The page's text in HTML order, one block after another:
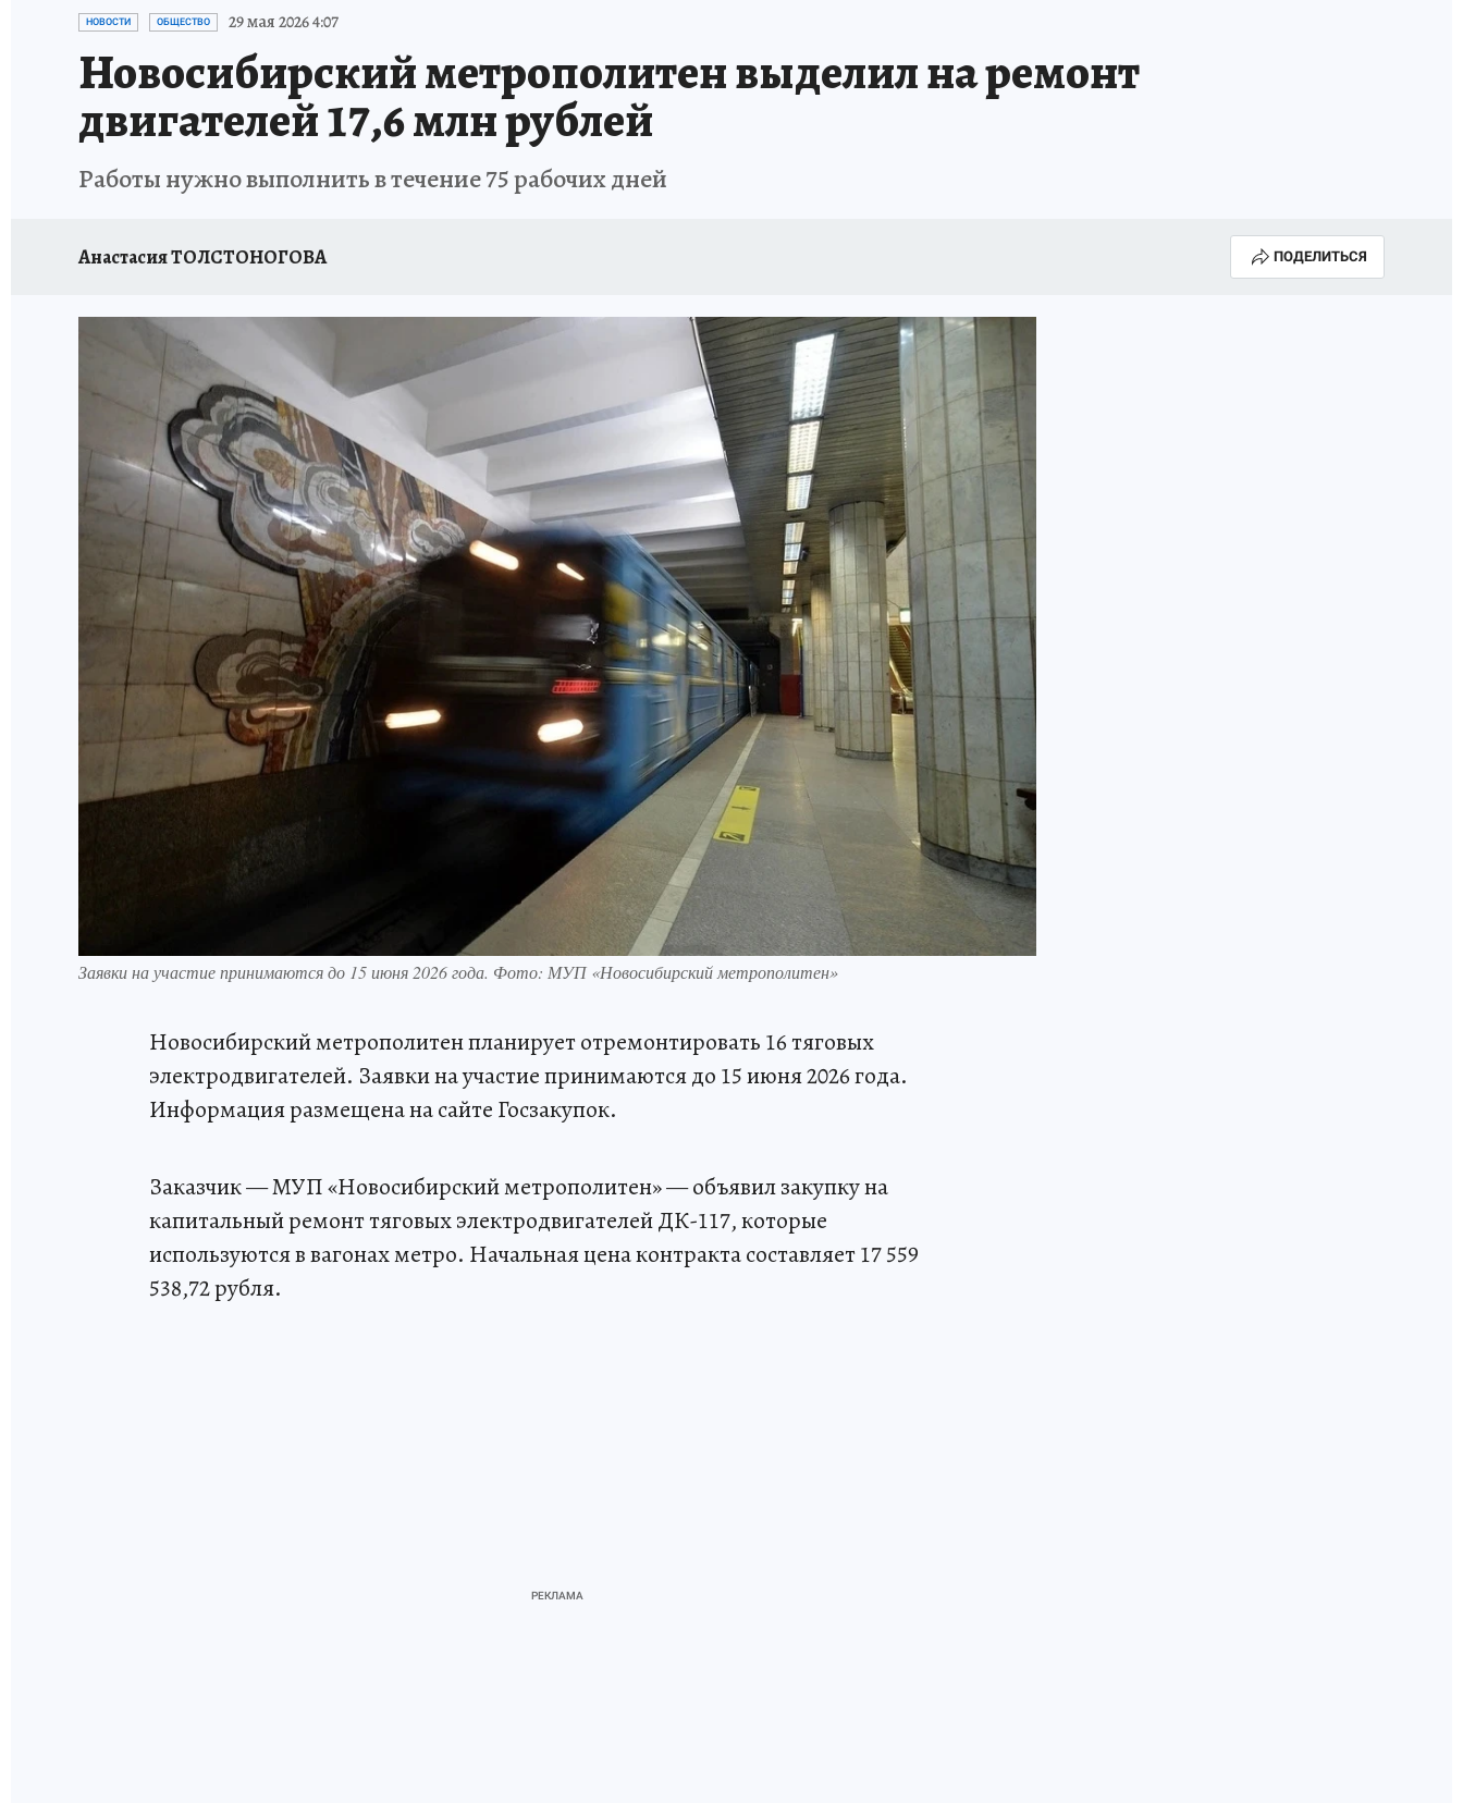
ОТДЫХ В РОССИИ ЗАПОВЕДНАЯ РОССИЯ
НОВОСТИ ОБЩЕСТВО 29 мая 2026 4:07
Новосибирский метрополитен выделил на ремонт
двигателей 17,6 млн рублей
Работы нужно выполнить в течение 75 рабочих дней
Анастасия ТОЛСТОНОГОВА ПОДЕЛИТЬСЯ
Заявки на участие принимаются до 15 июня 2026 года. Фото: МУП «Новосибирский метрополитен»
Новосибирский метрополитен планирует отремонтировать 16 тяговых
электродвигателей. Заявки на участие принимаются до 15 июня 2026 года.
Информация размещена на сайте Госзакупок.
Заказчик — МУП «Новосибирский метрополитен» — объявил закупку на
капитальный ремонт тяговых электродвигателей ДК-117, которые
используются в вагонах метро. Начальная цена контракта составляет 17 559
538,72 рубля.